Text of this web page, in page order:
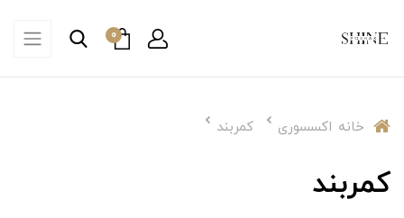
0
خانه اکسسوری کمربند
کمربند